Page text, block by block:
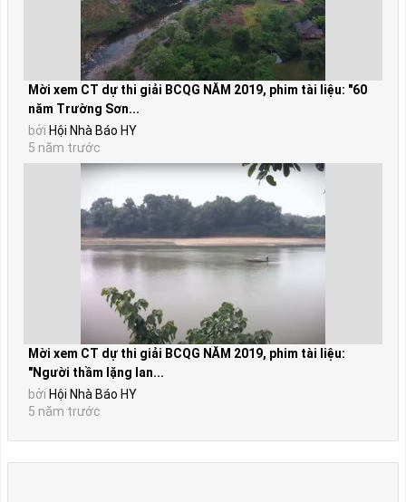
Mời xem CT dự thi giải BCQG NĂM 2019, phim tài liệu: "60
năm Trường Sơn...
bởi Hội Nhà Báo HY
5 năm trước
Mời xem CT dự thi giải BCQG NĂM 2019, phim tài liệu:
"Người thầm lặng lan...
bởi Hội Nhà Báo HY
5 năm trước